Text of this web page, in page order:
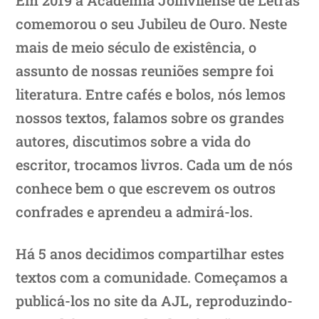
comemorou o seu Jubileu de Ouro. Neste
mais de meio século de existência, o
assunto de nossas reuniões sempre foi
literatura. Entre cafés e bolos, nós lemos
nossos textos, falamos sobre os grandes
autores, discutimos sobre a vida do
escritor, trocamos livros. Cada um de nós
conhece bem o que escrevem os outros
confrades e aprendeu a admirá-los.
Há 5 anos decidimos compartilhar estes
textos com a comunidade. Começamos a
publicá-los no site da AJL, reproduzindo-